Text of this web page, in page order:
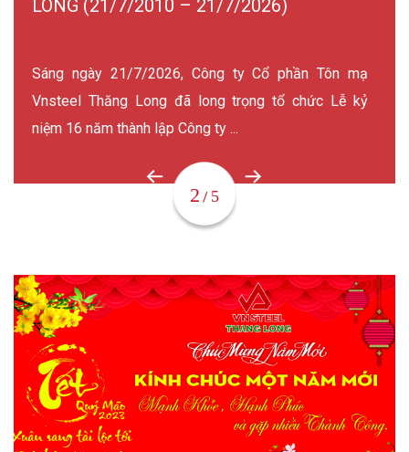
– 21/7/2026)
Công ty Cổ phần Tôn mạ
đã long trọng tổ chức Lễ kỷ
Công ty ...
CHO CÁN BỘ
(QUẢNG TÂY,
người lao động nghỉ
3 / 5